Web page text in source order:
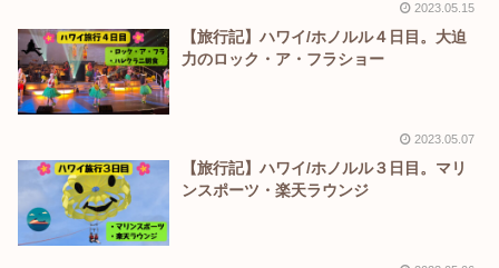
2023.05.15
【旅行記】ハワイ/ホノルル４日目。大迫
力のロック・ア・フラショー
2023.05.07
【旅行記】ハワイ/ホノルル３日目。マリ
ンスポーツ・楽天ラウンジ